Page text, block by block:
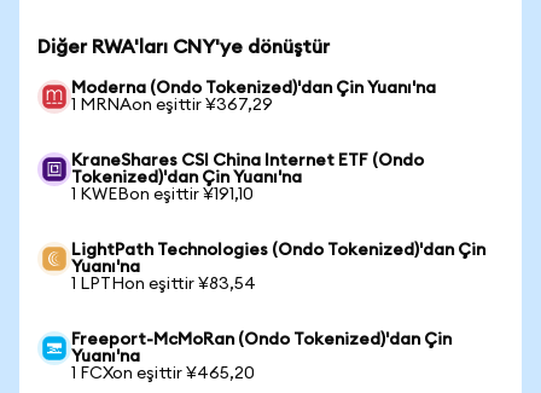
Diğer RWA'ları CNY'ye dönüştür
Moderna (Ondo Tokenized)'dan Çin Yuanı'na
1 MRNAon eşittir ¥367,29
KraneShares CSI China Internet ETF (Ondo
Tokenized)'dan Çin Yuanı'na
1 KWEBon eşittir ¥191,10
LightPath Technologies (Ondo Tokenized)'dan Çin
Yuanı'na
1 LPTHon eşittir ¥83,54
Freeport-McMoRan (Ondo Tokenized)'dan Çin
Yuanı'na
1 FCXon eşittir ¥465,20